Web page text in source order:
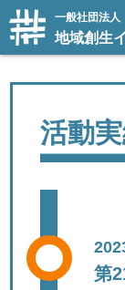
一般社団法人
地域創生
活動
第